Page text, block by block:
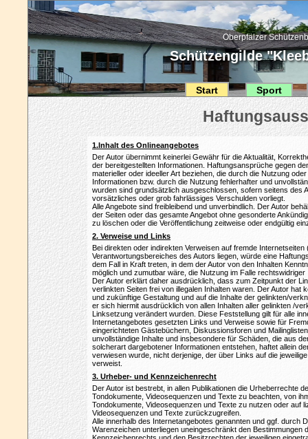
Oberpfälzer
Schützengilde
Start Sport
1.Inhalt des Onlineangebotes
Der Autor übernimmt keinerlei Gewähr für die Aktualität,
der bereitgestellten Informationen. Haftungsansprüche gegen
materieller oder ideeller Art beziehen, die durch die Nutzung
Informationen bzw. durch die Nutzung fehlerhafter und
wurden sind grundsätzlich ausgeschlossen, sofern seitens des
vorsätzliches oder grob fahrlässiges Verschulden vorliegt.
Alle Angebote sind freibleibend und unverbindlich. Der Autor
der Seiten oder das gesamte Angebot ohne gesonderte
zu löschen oder die Veröffentlichung zeitweise oder endgültig
2. Verweise und Links
Bei direkten oder indirekten Verweisen auf fremde
Verantwortungsbereiches des Autors liegen, würde eine
dem Fall in Kraft treten, in dem der Autor von den Inhalten
möglich und zumutbar wäre, die Nutzung im Falle
Der Autor erklärt daher ausdrücklich, dass zum Zeitpunkt der
verlinkten Seiten frei von illegalen Inhalten waren. Der Autor hat
und zukünftige Gestaltung und auf die Inhalte der gelinkten/
er sich hiermit ausdrücklich von allen Inhalten aller gelinkten /
Linksetzung verändert wurden. Diese Feststellung gilt für alle
Internetangebotes gesetzten Links und Verweise sowie für
eingerichteten Gästebüchern, Diskussionsforen und
unvollständige Inhalte und insbesondere für Schäden, die aus
solcherart dargebotener Informationen entstehen, haftet allein
verwiesen wurde, nicht derjenige, der über Links auf die
verweist.
3. Urheber- und Kennzeichenrecht
Der Autor ist bestrebt, in allen Publikationen die Urheberrechte
Tondokumente, Videosequenzen und Texte zu beachten, von
Tondokumente, Videosequenzen und Texte zu nutzen oder auf
Videosequenzen und Texte zurückzugreifen.
Alle innerhalb des Internetangebotes genannten und ggf. durch
Warenzeichen unterliegen uneingeschränkt den Bestimmungen